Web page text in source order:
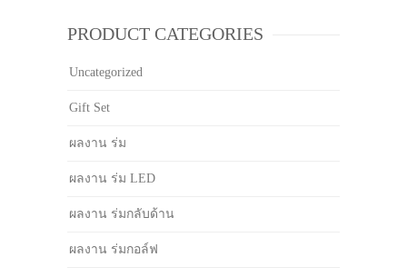
PRODUCT CATEGORIES
Uncategorized
Gift Set
ผลงาน ร่ม
ผลงาน ร่ม LED
ผลงาน ร่มกลับด้าน
ผลงาน ร่มกอล์ฟ